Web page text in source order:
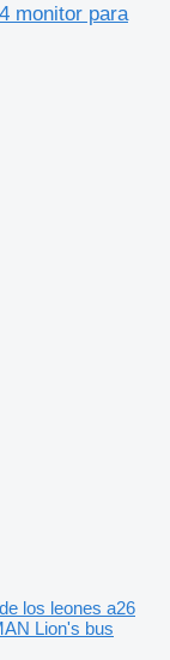
monitor para
los leones a26
Lion's bus